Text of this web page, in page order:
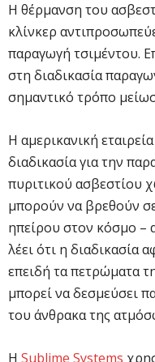
Η θέρμανση του
κλίνκερ
παραγωγή τσιμέντου.
στη διαδικασία
σημαντικό τρόπο
Η αμερικανική εταιρεία
διαδικασία για την
πυριτικού ασβεστίου
μπορούν να βρεθούν
ηπείρου στον κόσμο –
λέει ότι η διαδικασία
επειδή τα πετρώματα
μπορεί να δεσμεύσει
του άνθρακα της
Η Sublime Systems